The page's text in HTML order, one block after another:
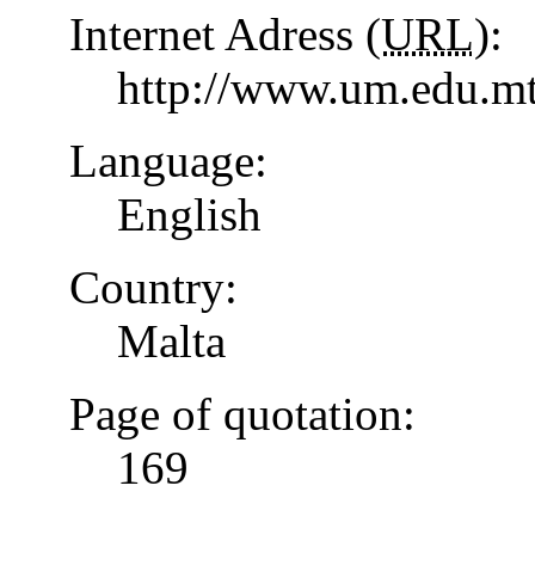
Internet Adress (URL):
http://
Language:
English
Country:
Malta
Page of quotation:
169